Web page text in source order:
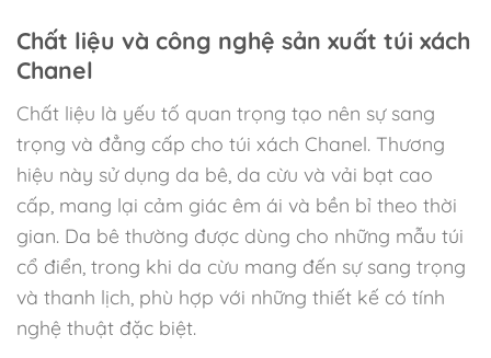
Chất liệu và công nghệ sản xuất túi xách
Chanel
Chất liệu là yếu tố quan trọng tạo nên sự sang
trọng và đẳng cấp cho túi xách Chanel. Thương
hiệu này sử dụng da bê, da cừu và vải bạt cao
cấp, mang lại cảm giác êm ái và bền bỉ theo thời
gian. Da bê thường được dùng cho những mẫu túi
cổ điển, trong khi da cừu mang đến sự sang trọng
và thanh lịch, phù hợp với những thiết kế có tính
nghệ thuật đặc biệt.